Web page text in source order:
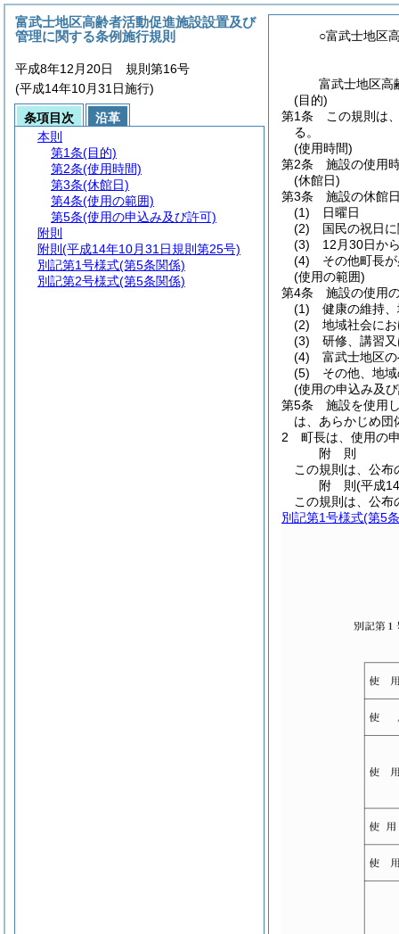
○富武士地区
富武士地区高
(目的)
第1条
この規則は
る。
(使用時間)
第2条
施設の使用
(休館日)
第3条
施設の休館
(1)
日曜日
(2)
国民の祝日
(3)
12月30日か
(4)
その他町長
(使用の範囲)
第4条
施設の使用
(1)
健康の維持
(2)
地域社会に
(3)
研修、講習
(4)
富武士地区
(5)
その他、地
(使用の申込み及
第5条
施設を使用
は、あらかじめ団
2
町長は、使用の
附 則
この規則は、公
附 則(平成
この規則は、公
別記第1号様式(第5
富武士地区高齢者活動促進施設設置及び
管理に関する条例施行規則
平成8年12月20日 規則第16号
(平成14年10月31日施行)
条項目次
沿革
本則
第1条(目的)
第2条(使用時間)
第3条(休館日)
第4条(使用の範囲)
第5条(使用の申込み及び許可)
附則
附則 (平成14年10月31日規則第25号)
別記第1号様式(第5条関係)
別記第2号様式(第5条関係)